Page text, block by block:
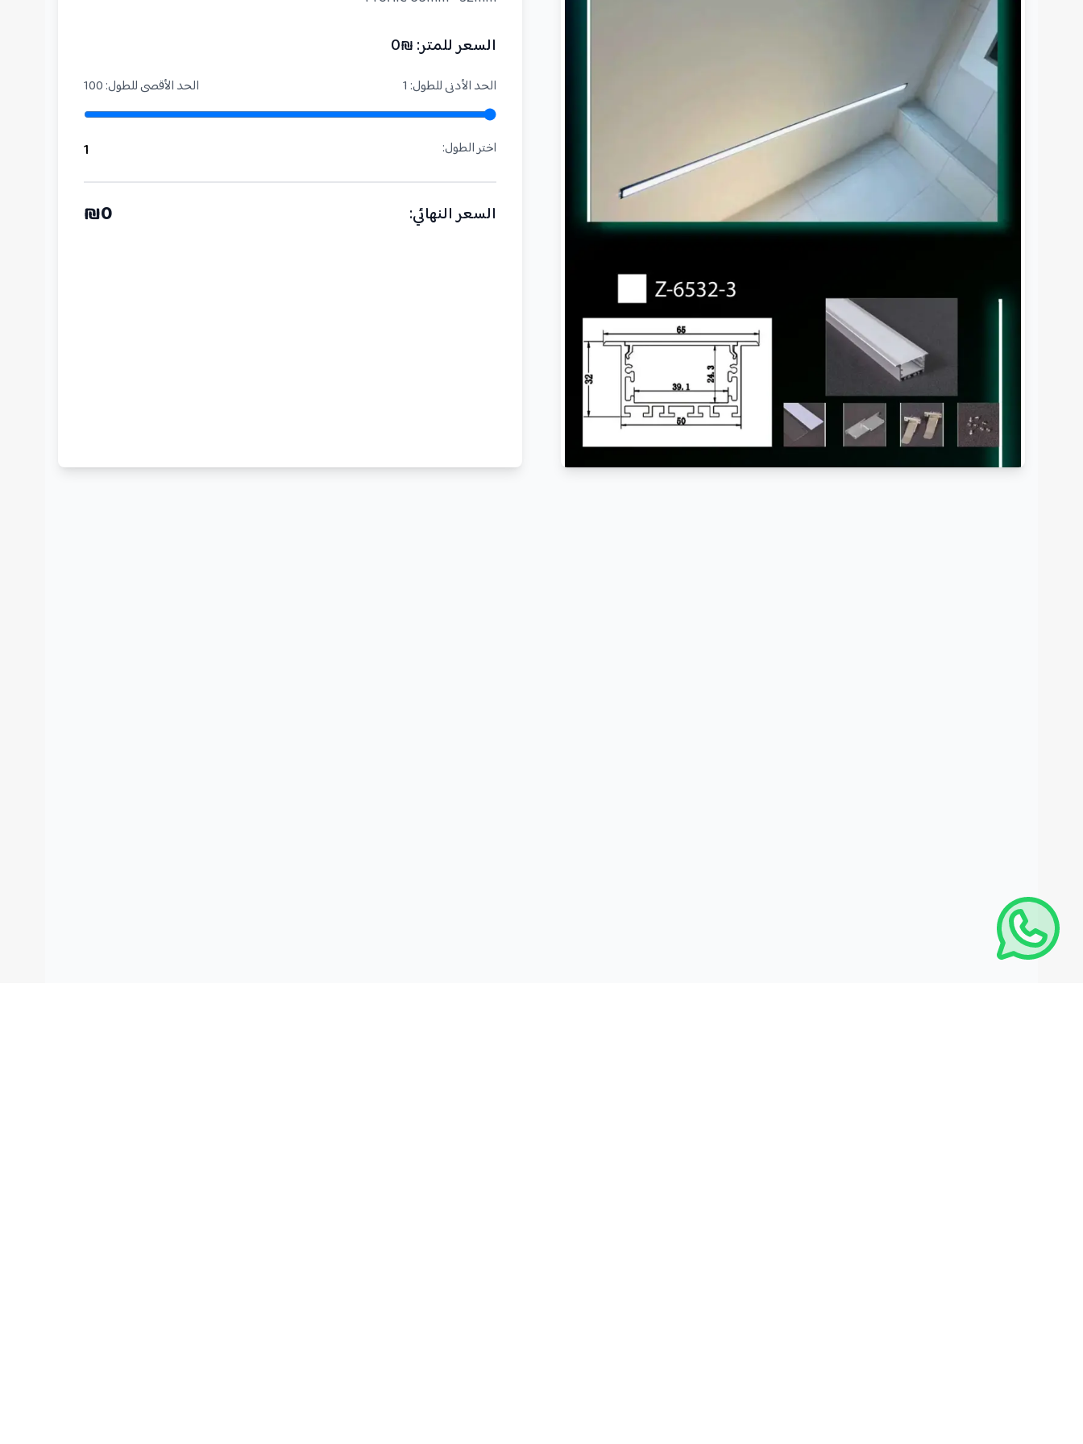
السعر للمتر: ₪
0
الحد الأدنى للطول:
1 الحد الأقصى للطول:
100
اختر الطول:
1
السعر النهائي:
₪0